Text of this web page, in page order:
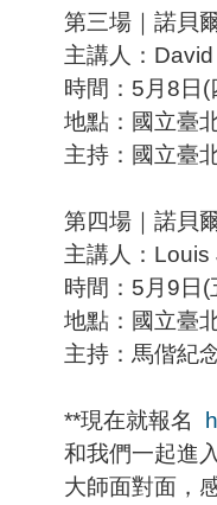
第三場｜諾貝
主講人：
時間：5月8日
地點：國立臺
主持：國立臺
第四場｜諾貝
主講人：Louis
時間：5月9日
地點：國立臺
主持：馬偕紀
**現在就報名
和我們一起進
大師面對面，